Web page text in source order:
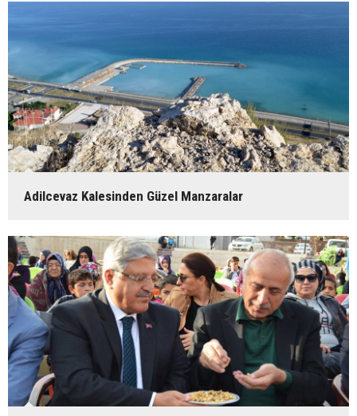
Adilcevaz Kalesinden Güzel Manzaralar